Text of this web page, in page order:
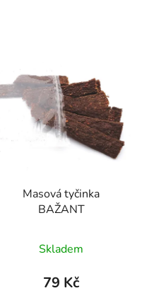
Masová tyčinka
BAŽANT
hodnocení
produktu
Skladem
79 Kč